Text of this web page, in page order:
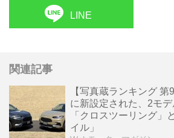
LINE
関連記事
【写真蔵ランキング
に新設定された、2モ
「クロスツーリング」
イル」